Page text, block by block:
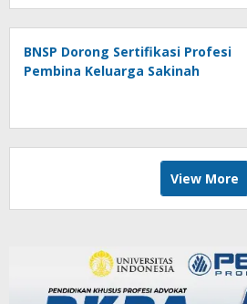
BNSP Dorong Sertifikasi Profesi
Pembina Keluarga Sakinah
View More